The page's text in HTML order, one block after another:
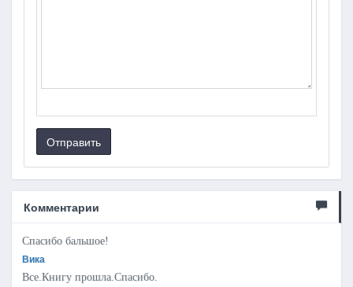
Отправить
Комментарии
Спасибо бальшое!
Вика
Все.Книгу прошла.Спасибо.